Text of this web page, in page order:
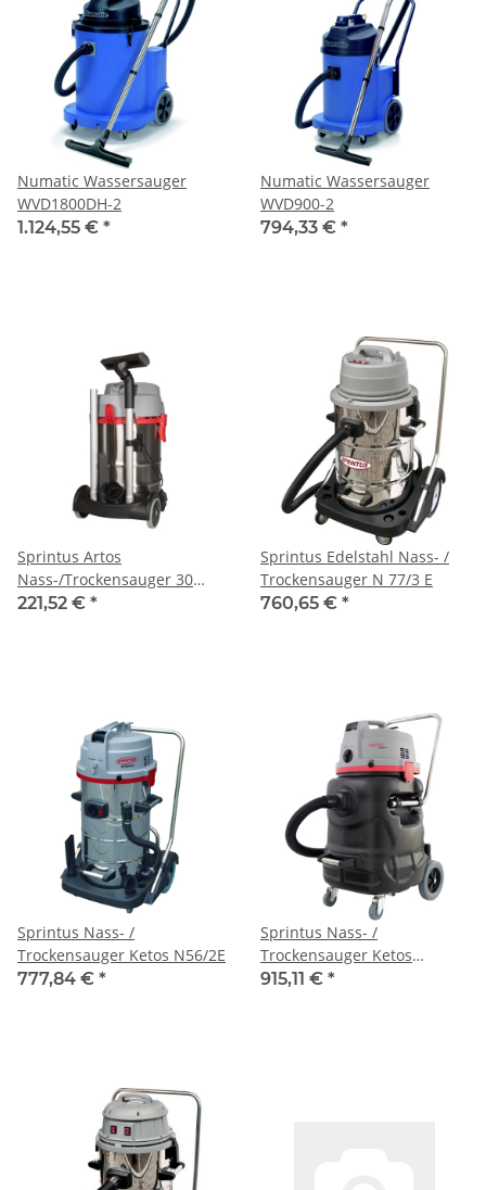
Numatic Wassersauger
WVD1800DH-2
1.124,55 € *
Numatic Wassersauger
WVD900-2
794,33 € *
Sprintus Artos
Nass-/Trockensauger 30
Liter 2000 Watt
221,52 € *
Sprintus Edelstahl Nass- /
Trockensauger N 77/3 E
760,65 € *
Sprintus Nass- /
Trockensauger Ketos N56/2E
777,84 € *
Sprintus Nass- /
Trockensauger Ketos
N81/2K 80l
915,11 € *